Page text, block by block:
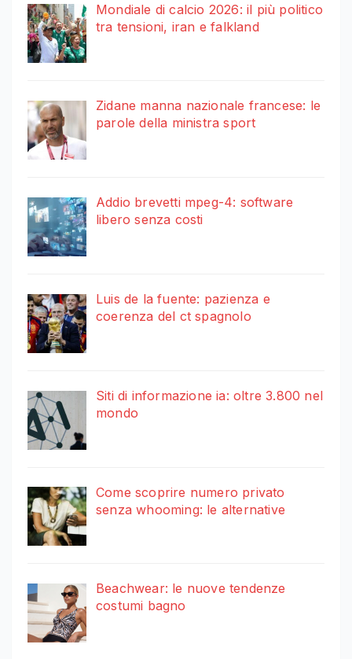
Mondiale di calcio 2026: il più politico
tra tensioni, iran e falkland
Zidane manna nazionale francese: le
parole della ministra sport
Addio brevetti mpeg-4: software
libero senza costi
Luis de la fuente: pazienza e
coerenza del ct spagnolo
Siti di informazione ia: oltre 3.800 nel
mondo
Come scoprire numero privato
senza whooming: le alternative
Beachwear: le nuove tendenze
costumi bagno